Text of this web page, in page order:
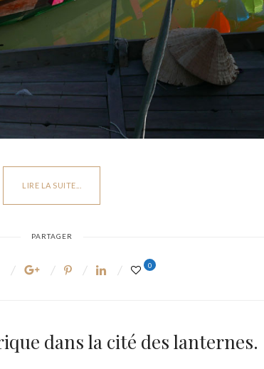
LIRE LA SUITE...
PARTAGER
0
dans la cité des lanternes.